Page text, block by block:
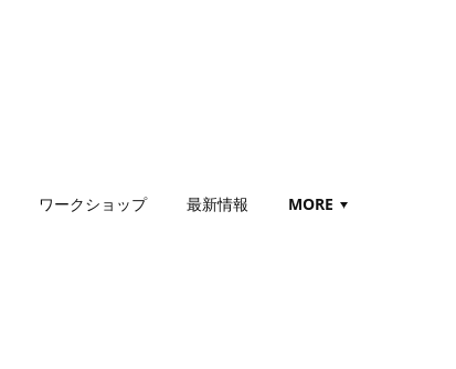
ワークショップ 最新情報 MORE